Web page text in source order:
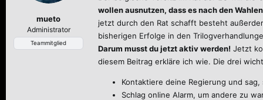
mueto
Administrator
Teammitglied
wollen ausnutzen, dass es nach den
jetzt durch den Rat schafft besteht
bisherigen Erfolge in den
Darum musst du jetzt aktiv werden! Jetzt
diesem Beitrag erkläre ich wie. Die drei
Kontaktiere deine Regierung und
Schlag online Alarm, um andere zu